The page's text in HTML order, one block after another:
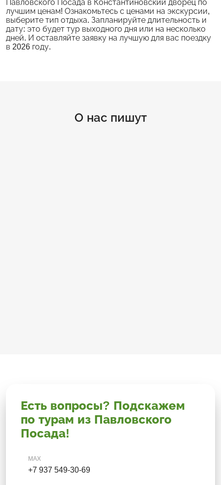
Павловского Посада в Константиновский дворец по
лучшим ценам! Ознакомьтесь с ценами на экскурсии,
выберите тип отдыха. Запланируйте длительность и
дату: это будет тур выходного дня или на несколько
дней. И оставляйте заявку на лучшую для вас поездку
в 2026 году.
О нас пишут
Есть вопросы? Подскажем
по турам из Павловского
Посада!
MAX
+7 937 549-30-69